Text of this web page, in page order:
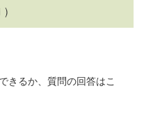
)
きるか、質問の回答はこ